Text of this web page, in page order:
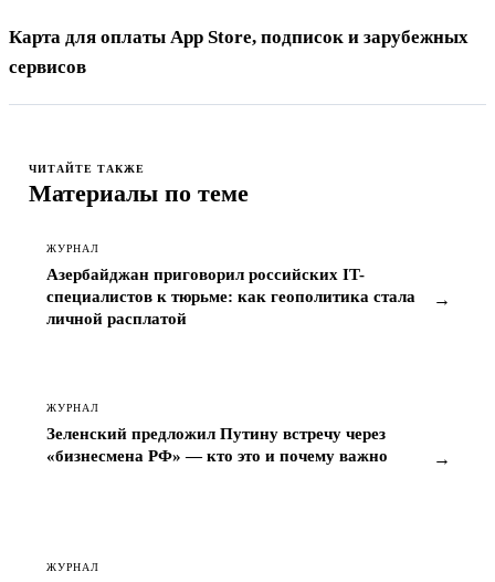
Карта для оплаты App Store, подписок и зарубежных
сервисов
ЧИТАЙТЕ ТАКЖЕ
Материалы по теме
ЖУРНАЛ
Азербайджан приговорил российских IT-
специалистов к тюрьме: как геополитика стала
личной расплатой
→
ЖУРНАЛ
Зеленский предложил Путину встречу через
«бизнесмена РФ» — кто это и почему важно
→
ЖУРНАЛ